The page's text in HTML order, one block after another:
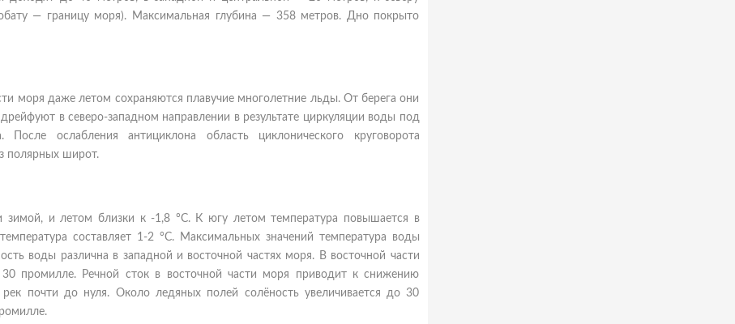
— границу моря). Максимальная глубина — 358 метров. Дно покрыто
моря даже летом сохраняются плавучие многолетние льды. От берега они
в северо-западном направлении в результате циркуляции воды под
ослабления антициклона область циклонического круговорота
полярных широт.
зимой, и летом близки к -1,8 °C. К югу летом температура повышается в
составляет 1-2 °C. Максимальных значений температура воды
воды различна в западной и восточной частях моря. В восточной части
промилле. Речной сток в восточной части моря приводит к снижению
почти до нуля. Около ледяных полей солёность увеличивается до 30